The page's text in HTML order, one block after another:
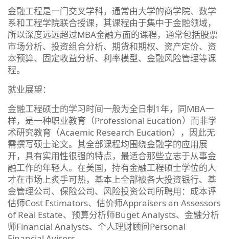
金融工程是一门交叉学科，通常由大学的商学院、数学
系和工程学院联合授课，其课程由于集中于金融领域，
所以深度远远超过MBA金融方面的课程，通常包括股票
市场分析、投资组合分析、期货和期权、资产定价、资
本预算、固定收益分析、利率模型、金融风险管理等课
程。
就业展望：
金融工程硕士的学习时间一般为全日制1年，同MBA一
样，是一种职业教育（Professional Eucation）而非学
术研究教育（Acaemic Research Eucation），因此无
需撰写硕士论文。其全部课程均围绕金融学的应用展
开，具有实用性很强的特点，最适合那些立志于从事金
融工作的年轻人。在美国，持有金融工程硕士学位的人
才在市场上炙手可热，基本上全部被各大投资银行、基
金管理公司、保险公司、风险投资公司所聘用：成本评
估师Cost Estimators、估价师Appraisers an Assessors
of Real Estate、预算分析师Buget Analysts、金融分析
师Financial Analysts、个人理财顾问Personal